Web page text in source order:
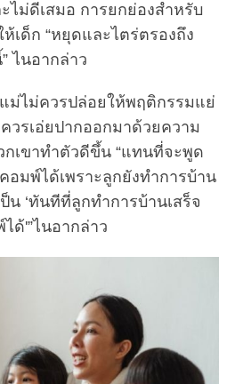
ม่ดีเสมอ การยกย่องสำหรับ
เด็ก “หยุดและไตร่ตรองถึง
ไนอากล่าว
ม่ไม่ควรปล่อยให้พฤติกรรมแย่
วรเอ่ยปากออกมาด้วยความ
เขาทำตัวดีขึ้น “แทนที่จะพูด
อมพ์ได้เพราะลูกยังทำการบ้าน
น ‘ทันทีที่ลูกทำการบ้านเสร็จ
ด้'”ไนอากล่าว